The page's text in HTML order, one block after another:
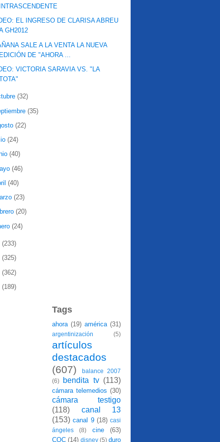
EL INGRESO DE CLARISA ABREU
GH2012
SALE A LA VENTA LA NUEVA
DE "AHORA ...
VICTORIA SARAVIA VS. "LA
(32)
(35)
(22)
(24)
(40)
(46)
(40)
(23)
(20)
(24)
(233)
(325)
(362)
(189)
Tags
ahora (19) américa (31)
argentinización (5)
artículos
destacados
(607)
balance 2007
(6)
bendita tv (113)
cámara telemedios (30)
cámara testigo
(118)
canal 13
(153) canal 9 (18) casi
ángeles
(8) cine
(63)
CQC (14) disney (5) duro